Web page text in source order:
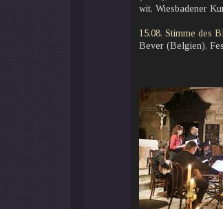
wit, Wiesbadener
15.08. Stimme des
Bever (Belgien),